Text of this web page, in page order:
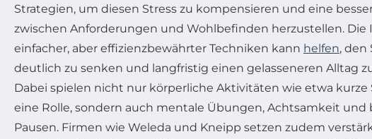
Strategien, um diesen Stress zu kompensieren und eine
zwischen Anforderungen und Wohlbefinden herzustellen. Die
einfacher, aber effizienzbewährter Techniken kann helfen, den
deutlich zu senken und langfristig einen gelasseneren Alltag
Dabei spielen nicht nur körperliche Aktivitäten wie etwa kurze
eine Rolle, sondern auch mentale Übungen, Achtsamkeit und
Pausen. Firmen wie Weleda und Kneipp setzen zudem